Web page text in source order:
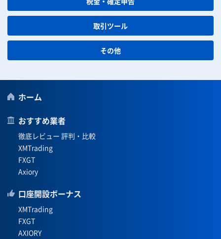
取引ツール
その他
ホーム
おすすめ業者
徹底レビュー 評判・比較
XMTrading
FXGT
Axiory
口座開設ボーナス
XMTrading
FXGT
AXIORY